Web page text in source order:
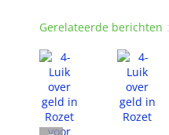
Gerelateerde berichten